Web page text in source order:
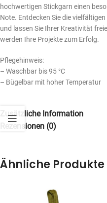
hochwertigen Stickgarn einen
Note. Entdecken Sie die
und lassen Sie Ihrer Kreativität
werden Ihre Projekte zum Erfolg.
Pflegehinweis:
– Waschbar bis 95 °C
– Bügelbar mit hoher Temperatur
Zusätzliche Information
Rezensionen (0)
Ähnliche Produkte